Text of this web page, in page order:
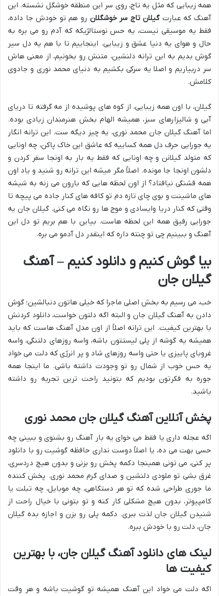
همه زیبایی که مثل یه تاج، روی سر این منطقه خوشگل نشسته. این
آهنگ که عبارتگیلان تاج سر خوشگلان رو هم تو خودش جا داده،
فقط یه موسیقی نیست، یه حس نوستالژیکه که آدم رو می بره به
حال و هوای یه دنیا عشق و زیبایی. اینجاییم تا با هم یه دل سیر
گوش بدیم به این ترانه دلنشین، متنش رو بخونیم، از معنی هاش
سر دربیاریم و اصلا یه سرکی بکشیم به دنیای محمد نوری و جادوی
کلامش.
گیلان، با اون همه زیبایی، از کوه های پوشیده از مه گرفته تا دریای
آبی و شالیزارهای سبز، همیشه الهام بخش هنرمندان زیادی بوده.
اما آهنگ گیلان جان محمد نوری، یه چیز دیگه ست. این ترانه انگار
یه جورایی حرف دل همه کساییه که عاشق این خاک پاکن، چه اونایی
که متولد گیلانن و چه اونایی که فقط یه بار به اونجا سفر کردن و
دلشون اونجا جا مونده. اصلاً مگر میشه این ترانه رو شنید و یاد اون
همه قشنگی نیافتاد؟ از اون لحظه هایی که بارون می زنه به شیشه
های ماشینت و بوی چای تازه دم تو کافه های کنار جاده می پیچه تا
وقتی که کنار دریا وایسادی و موج ها رو نگاه می کنی. گیلان جان یه
جورایی رفیق همه این لحظه هاست. بیاین با هم بریم تو دل این
آهنگ و ببینیم چی تو چنته داره که اینقدر دل آدمو می بره.
بیا گوش کنیم و دانلود کنیم – آهنگ
گیلان جان
خب، می رسیم به بخش اصلی ماجرا که خیلی هاتون دنبالشین؛ گوش
دادن به آهنگ گیلان جان و البته اگه دلتون خواست، دانلود کردنش
با بهترین کیفیت. این ترانه اصلاً از اون مدل آهنگ هاست که باید
همیشه یه گوشه از پلی لیستتون باشه، واسه روزهای دلتنگی، واسه
غروبای پاییزی یا حتی واسه روزهای شاد و پر انرژی که دلت می خواد
یه حس خوب از شمال رو تو وجودت داشته باشی. ما اینجا همه
جوره به فکرتون بودیم که بتونید راحت ترین تجربه رو داشته
باشید.
پخش آنلاین آهنگ گیلان جان محمد نوری
اگه عجله داری یا فقط می خوای یه بار آهنگ رو بشنوی و ببینی چه
حسی بهت می ده، یا اصلاً دوست نداری حافظه گوشیت رو با دانلود
پر کنی، می تونی همینجا دکمه پخش رو بزنی و بدون هیچ دردسری،
غرق بشی تو ملودی دلنشین و صدای گرم محمد نوری. پخش کننده
ما جوری طراحی شده که تو هر دستگاهی، چه موبایل، چه تبلت یا
کامپیوتر، بدون هیچ مشکلی کار کنه و تو بتونی با خیال راحت از
شنیدن گیلان جان لذت ببری. دکمه پلی رو بزن و اجازه بده گیلان
جان، دلت رو با خودش ببره.
لینک های دانلود آهنگ گیلان جان، با بهترین
کیفیت ها
اگه دلت می خواد این آهنگ همیشه تو گوشیت باشه و هر وقت